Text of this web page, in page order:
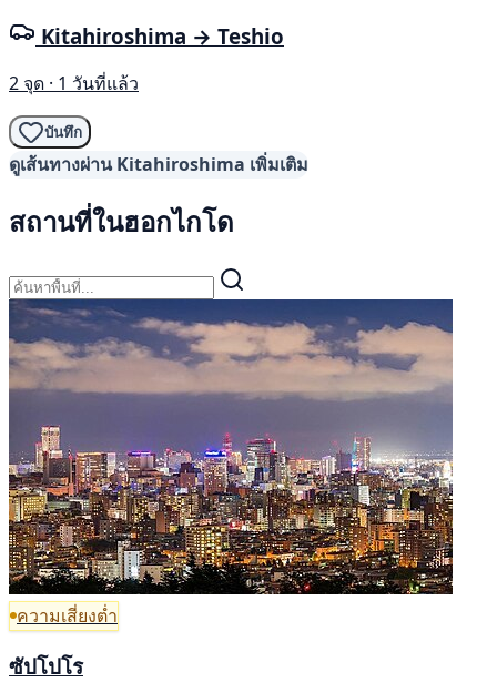
Kitahiroshima → Teshio
2 จุด · 1 วันที่แล้ว
บันทึก
ดูเส้นทางผ่าน Kitahiroshima เพิ่มเติม
สถานที่ในฮอกไกโด
ความเสี่ยงต่ำ
ซัปโปโร